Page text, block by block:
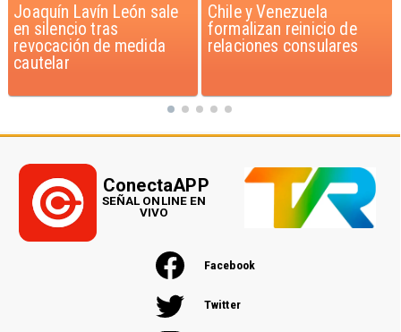
Chile y Venezuela
formalizan reinicio de
relaciones consulares
Feriantes rechazan
dichos de Camila Flores
sobre Fabiola Campillai
Facebook
Twitter
ConectaAPP
SEÑAL ONLINE EN
VIVO